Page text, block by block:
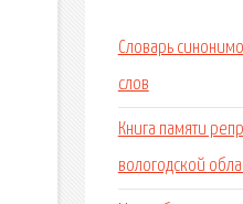
Словарь
слов
Книга памяти
вологодской